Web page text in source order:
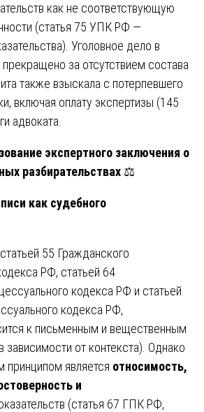
как не соответствующую
(статья 75 УПК РФ —
Уголовное дело в
за отсутствием состава
также взыскала с потерпевшего
включая оплату экспертизы (145
адвоката.
экспертного заключения о
разбирательствах ⚖️
как судебного
55 Гражданского
РФ, статьей 64
кодекса РФ и статьей
кодекса РФ,
к письменным и вещественным
зависимости от контекста). Однако
является относимость,
и
(статья 67 ГПК РФ,